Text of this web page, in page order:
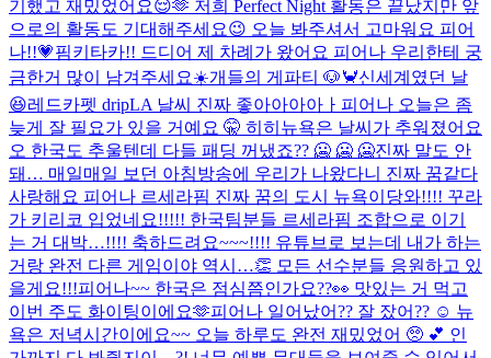
기했고 재밌었어요😌🫶 저희 Perfect Night 활동은 끝났지만 앞
으로의 활동도 기대해주세요😉 오늘 봐주셔서 고마워요 피어
나!!💗핌키타카!! 드디어 제 차례가 왔어요 피어나 우리한테 궁
금한거 많이 남겨주세요☀️개들의 게파티 🐶🦀신세계였던 날
😆레드카펫 dripLA 날씨 진짜 좋아아아아ㅏ 피어나 오늘은 좀
늦게 잘 필요가 있을 거예요 🤫 히히 뉴욕은 날씨가 추워졌어요
오 한국도 추울텐데 다들 패딩 꺼냈죠?? 🥶 🥶 🥶진짜 말도 안
돼… 매일매일 보던 아침방송에 우리가 나왔다니 진짜 꿈같다
사랑해요 피어나 르세라핌 진짜 꿈의 도시 뉴욕이당와!!!! 꾸라
가 키리코 입었네요!!!!! 한국팀분들 르세라핌 조합으로 이기
는 거 대박…!!!! 축하드려요~~~!!!! 유튜브로 보는데 내가 하는
거랑 완전 다른 게임이야 역시…👏 모든 선수분들 응원하고 있
을게요!!!피어나~~ 한국은 점심쯤인가요??👀 맛있는 거 먹고
이번 주도 화이팅이에요🫶피어나 일어났어?? 잘 잤어?? ☺️ 뉴
욕은 저녁시간이에요~~ 오늘 하루도 완전 재밌었어 🥺 💕 인